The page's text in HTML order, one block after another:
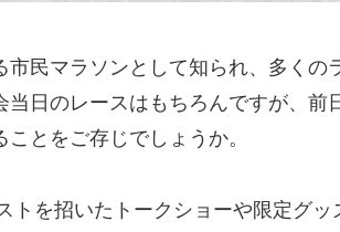
市民マラソンとして知られ、多くの
当日のレースはもちろんですが、前
とをご存じでしょうか。
トを招いたトークショーや限定グ